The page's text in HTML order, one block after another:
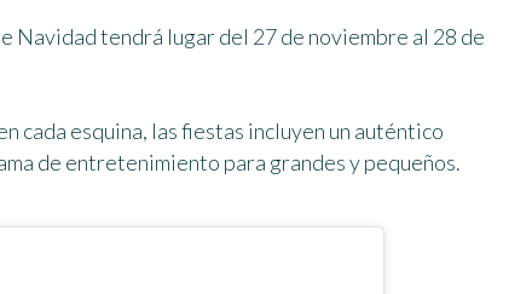
Navidad tendrá lugardel 27 de noviembre al 28 de
cada esquina, las fiestas incluyen un auténtico
de entretenimiento para grandes y pequeños.